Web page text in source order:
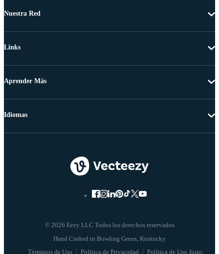
Nuestra Red
Links
Aprender Más
© 2026 Eezy LLC Todos los derechos reservados
Términos de Uso Política de Privacidad Política de Uso Justo
Idiomas